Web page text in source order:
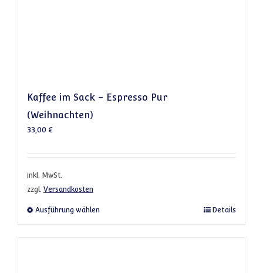
Kaffee im Sack – Espresso Pur
(Weihnachten)
33,00 €
inkl. MwSt.
zzgl. Versandkosten
Ausführung wählen Dieses Produkt weist mehrere Varianten
Details